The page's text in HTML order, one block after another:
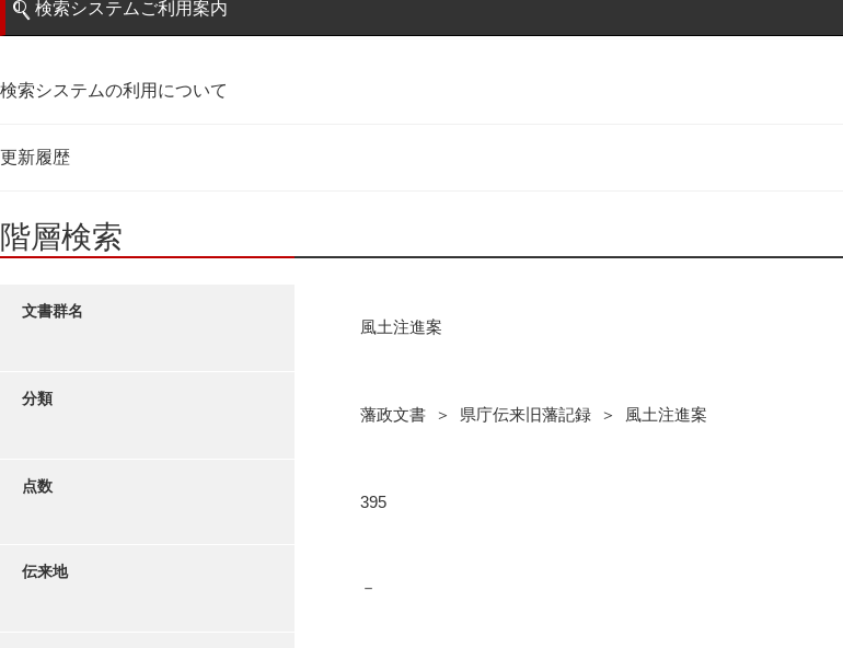
検索システムご利用案内
検索システムの利用について
更新履歴
階層検索
文書群名
風土注進案
分類
藩政文書 ＞ 県庁伝来旧藩記録 ＞ 風土注進案
点数
395
伝来地
－